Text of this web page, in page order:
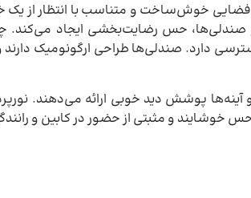
فضایی خوش‌ساخت و متناسب با انتظار از یک
صندلی‌ها، حس رضایت‌بخشی ایجاد می‌کند.
دارد. صندلی‌ها طراحی ارگونومیک دارند
آینه‌ها پوشش دید خوبی ارائه می‌دهند.
و مثبتی از حضور در کابین و